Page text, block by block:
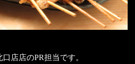
店店のPR担当です。